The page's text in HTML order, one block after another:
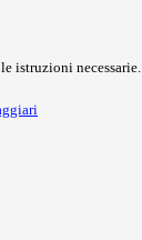
istruzioni necessarie.